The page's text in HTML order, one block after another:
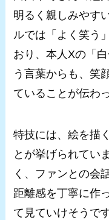
明るく親しみやす
ルでは「よく笑う
おり、本人Xの「
う言葉からも、笑
ていることが伝わ
特技には、絵を描
とが挙げられてい
く、ファンとの会
距離感を丁寧に作
て見ていけそうです